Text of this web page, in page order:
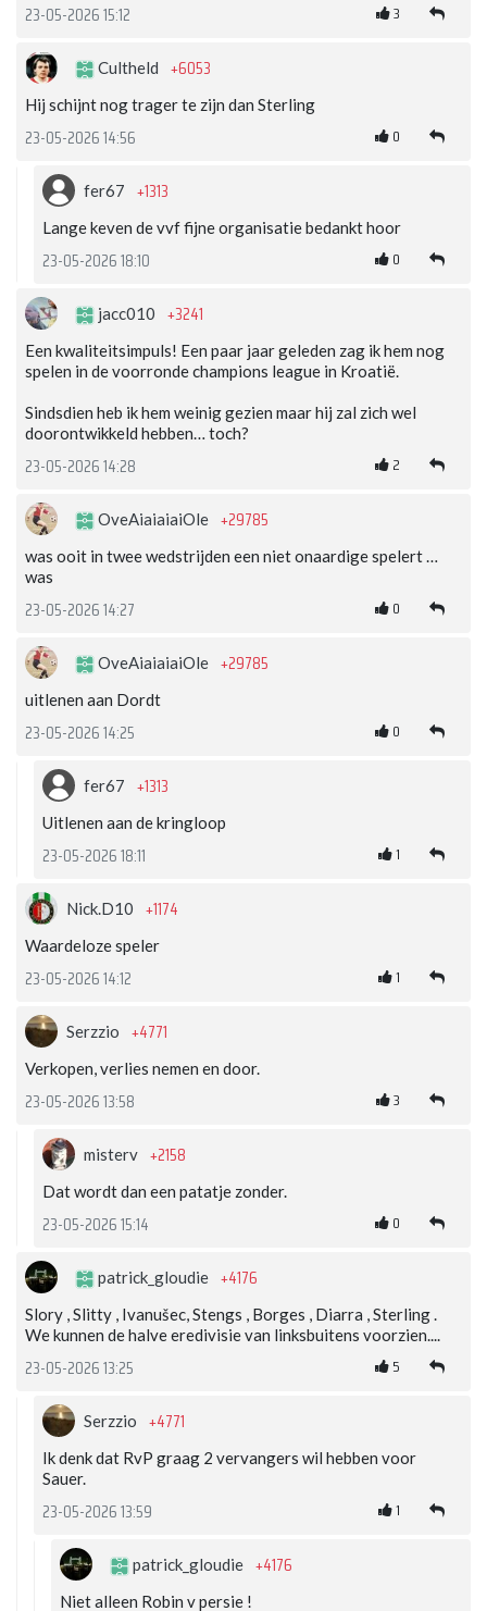
23-05-2026 15:12 3
Cultheld +6053
Hij schijnt nog trager te zijn dan Sterling
23-05-2026 14:56 0
fer67 +1313
Lange keven de vvf fijne organisatie bedankt hoor
23-05-2026 18:10 0
jacc010 +3241
Een kwaliteitsimpuls! Een paar jaar geleden zag ik hem nog
spelen in de voorronde champions league in Kroatië.
Sindsdien heb ik hem weinig gezien maar hij zal zich wel
doorontwikkeld hebben… toch?
23-05-2026 14:28 2
OveAiaiaiaiOle +29785
was ooit in twee wedstrijden een niet onaardige spelert …
was
23-05-2026 14:27 0
OveAiaiaiaiOle +29785
uitlenen aan Dordt
23-05-2026 14:25 0
fer67 +1313
Uitlenen aan de kringloop
23-05-2026 18:11 1
Nick.D10 +1174
Waardeloze speler
23-05-2026 14:12 1
Serzzio +4771
Verkopen, verlies nemen en door.
23-05-2026 13:58 3
misterv +2158
Dat wordt dan een patatje zonder.
23-05-2026 15:14 0
patrick_gloudie +4176
Slory , Slitty , Ivanušec, Stengs , Borges , Diarra , Sterling .
We kunnen de halve eredivisie van linksbuitens voorzien....
23-05-2026 13:25 5
Serzzio +4771
Ik denk dat RvP graag 2 vervangers wil hebben voor
Sauer.
23-05-2026 13:59 1
patrick_gloudie +4176
Niet alleen Robin v persie !